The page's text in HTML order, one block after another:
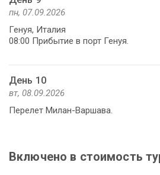
пн, 07.09.2026
Генуя, Италия
08:00 Прибытие в порт Генуя.
День 10
вт, 08.09.2026
Перелет Милан-Варшава.
Включено в стоимость